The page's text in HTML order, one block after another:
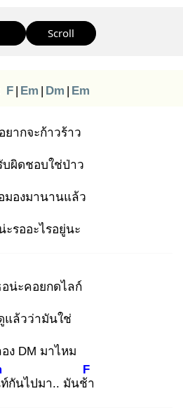
Scroll
F | Em | Dm | Em
ยากจะก้าวร้าว
บผิดชอบใช่ป่าว
มองมานานแล้ว
ะรออะไรอยู่นะ
อน่ะคอยกดไลก์
แล้วว่ามันใช่
ง DM มาไหม
ท์กันไปมา.. มันช้า
F